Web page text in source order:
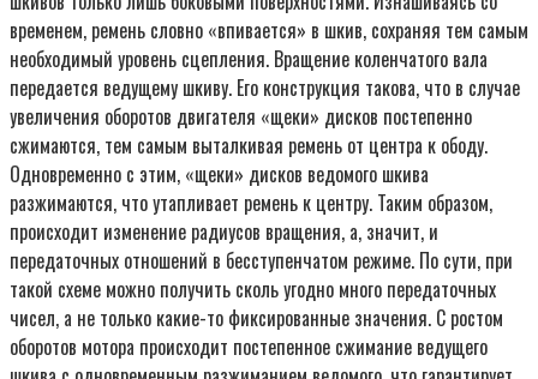
временем, ремень словно «впивается» в шкив, сохраняя тем самым
необходимый уровень сцепления. Вращение коленчатого вала
передается ведущему шкиву. Его конструкция такова, что в случае
увеличения оборотов двигателя «щеки» дисков постепенно
сжимаются, тем самым выталкивая ремень от центра к ободу.
Одновременно с этим, «щеки» дисков ведомого шкива
разжимаются, что утапливает ремень к центру. Таким образом,
происходит изменение радиусов вращения, а, значит, и
передаточных отношений в бесступенчатом режиме. По сути, при
такой схеме можно получить сколь угодно много передаточных
чисел, а не только какие-то фиксированные значения. С ростом
оборотов мотора происходит постепенное сжимание ведущего